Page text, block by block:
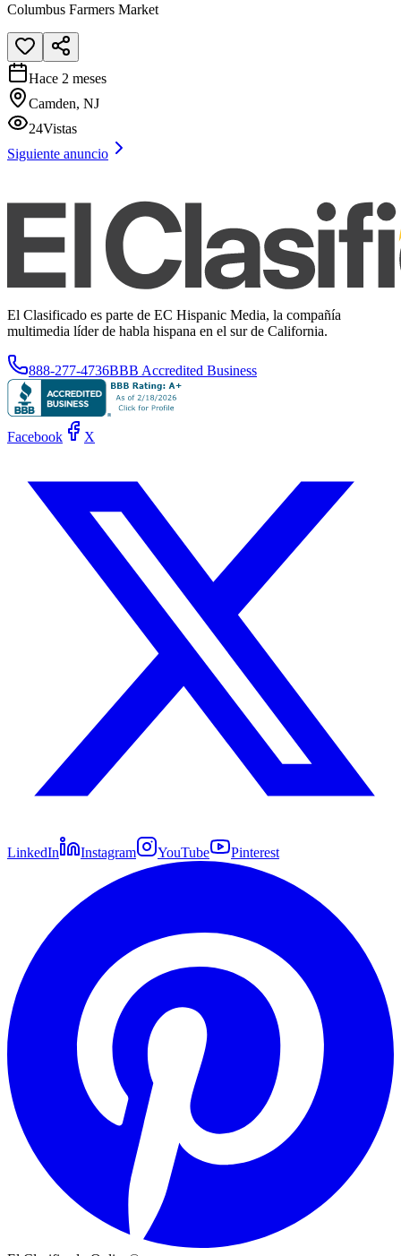
Columbus Farmers Market
Hace 2 meses
Camden, NJ
24Vistas
Siguiente anuncio
El Clasificado es parte de EC Hispanic Media, la compañía
multimedia líder de habla hispana en el sur de California.
888-277-4736BBB Accredited Business
Facebook X
LinkedIn Instagram YouTube Pinterest